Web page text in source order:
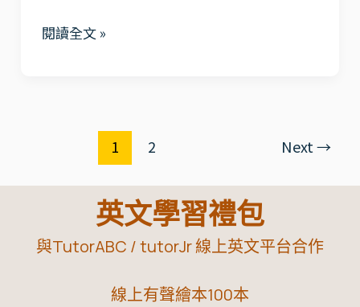
資
優
年
閱讀全文 »
1 2 Next→
英文學習禮包
與TutorABC / tutorJr 線上英文平台合作
線上有聲繪本100本